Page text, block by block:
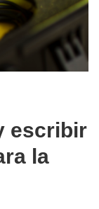
escribir
la